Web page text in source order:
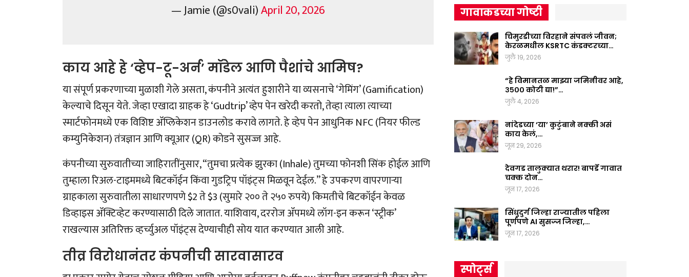
— Jamie (@s0vali)April 20, 2026
काय आहे हे ‘व्हेप-टू-अर्न’ मॉडेल आणि पैशांचे आमिष?
या संपूर्ण प्रकरणाच्या मुळाशी गेले असता, कंपनीने अत्यंत हुशारीने या व्यसनाचे ‘गेमिंग’ (Gamification)
केल्याचे दिसून येते.जेव्हा एखादा ग्राहक हे ‘Gudtrip’ व्हेप पेन खरेदी करतो, तेव्हा त्याला त्याच्या
स्मार्टफोनमध्ये एक विशिष्ट ॲप्लिकेशन डाउनलोड करावे लागते.हे व्हेप पेन आधुनिक NFC (नियर फील्ड
कम्युनिकेशन) तंत्रज्ञान आणि क्यूआर (QR) कोडने सुसज्ज आहे.
कंपनीच्या सुरुवातीच्या जाहिरातींनुसार, “तुमचा प्रत्येक झुरका (Inhale) तुमच्या फोनशी सिंक होईल आणि
तुम्हाला रिअल-टाइममध्ये बिटकॉईन किंवा गुडट्रिप पॉइंट्स मिळवून देईल.” हे उपकरण वापरणाऱ्या
ग्राहकाला सुरुवातीला साधारणपणे $2 ते $3 (सुमारे २०० ते २५० रुपये) किमतीचे बिटकॉईन केवळ
डिव्हाइस ॲक्टिव्हेट करण्यासाठी दिले जातात.याशिवाय, दररोज ॲपमध्ये लॉग-इन करून ‘स्ट्रीक’
राखल्यास अतिरिक्त व्हर्च्युअल पॉइंट्स देण्याचीही सोय यात करण्यात आली आहे.
तीव्र विरोधानंतर कंपनीची सारवासारव
गावाकडच्या गोष्टी
चिमुरडीच्या विरहाने संपवलं जीवन;
केरळमधील KSRTC कंडक्टरच्या…
जुलै 19, 2026
“हे विमानतळ माझ्या जमिनीवर आहे,
३५०० कोटी द्या!”…
जुलै 4, 2026
नांदेडच्या ‘या’ कुटुंबाने नक्की असं
काय केलं,…
जून 29, 2026
देवगड तालुक्यात थरार! बापर्डे गावात
चक्क दोन…
जून 17, 2026
सिंधुदुर्ग जिल्हा राज्यातील पहिला
पूर्णपणे AI सुसज्ज जिल्हा,…
जून 17, 2026
स्पोर्ट्स